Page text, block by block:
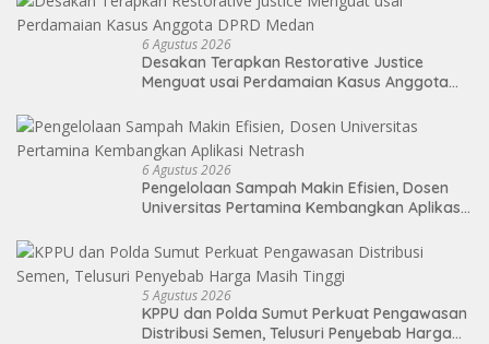
6 Agustus 2026
Desakan Terapkan Restorative Justice
Menguat usai Perdamaian Kasus Anggota
6 Agustus 2026
Pengelolaan Sampah Makin Efisien, Dosen
Universitas Pertamina Kembangkan Aplikasi
5 Agustus 2026
KPPU dan Polda Sumut Perkuat Pengawasan
Distribusi Semen, Telusuri Penyebab Harga